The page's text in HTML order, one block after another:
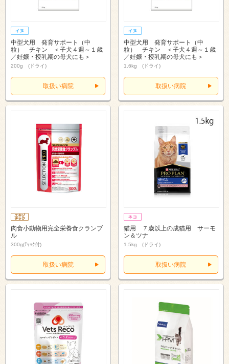
中型犬用 発育サポート（中
粒） チキン ＜子犬４週～１歳
／妊娠・授乳期の母犬にも＞
200g (ドライ)
取扱い病院
中型犬用 発育サポート（中
粒） チキン ＜子犬４週～１歳
／妊娠・授乳期の母犬にも＞
1.6kg (ドライ)
取扱い病院
肉食小動物用完全栄養食クランブ
ル
300g(ﾁｬｯｸ付)
取扱い病院
猫用 ７歳以上の成猫用 サーモ
ン＆ツナ
1.5kg (ドライ)
取扱い病院